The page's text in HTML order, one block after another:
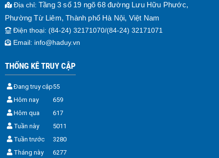
Địa chỉ: Tầng 3 số 19 ngõ 68 đường Lưu Hữu Phước,
Phường Từ Liêm, Thành phố Hà Nội, Việt Nam
Điện thoại: (84-24) 32171070/(84-24) 32171071
Email: info@haduy.vn
THỐNG KÊ TRUY CẬP
Đang truy cập55
Hôm nay
659
Hôm qua
617
Tuần này
5011
Tuần trước
3280
Tháng này
6277